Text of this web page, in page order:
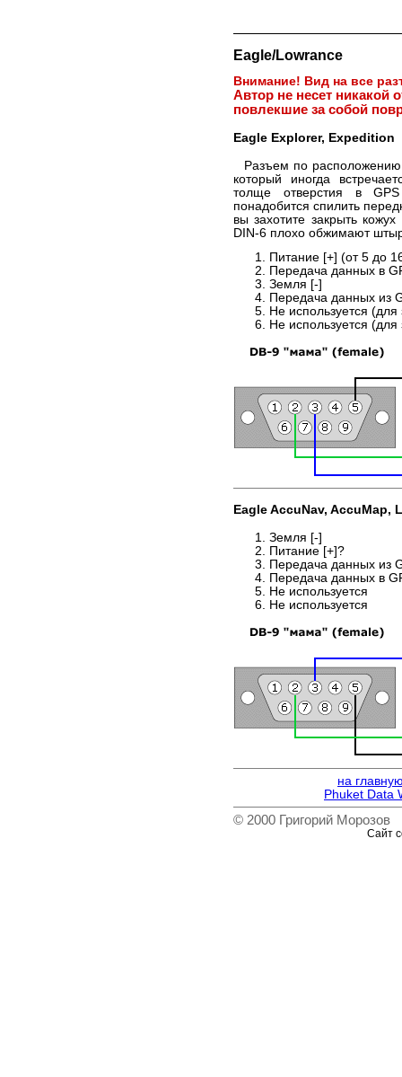
Eagle/Lowrance
Внимание! Вид на все
Автор не несет никакой
повлекшие за собой
Eagle Explorer, Expedition
Разъем по
который иногда
толще отверстия в
понадобится спилить
вы захотите закрыть
DIN-6 плохо обжимают
Питание [+] (от 5 до
Передача данных в
Земля [-]
Передача данных из
Не используется (для
Не используется (для
Eagle AccuNav, AccuMap,
Земля [-]
Питание [+]?
Передача данных из
Передача данных в
Не используется
Не используется
на
Phuket Data
© 2000 Григорий Морозов
Сайт